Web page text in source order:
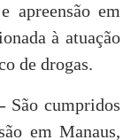
apreensão em
à atuação
de drogas.
São cumpridos
em Manaus,